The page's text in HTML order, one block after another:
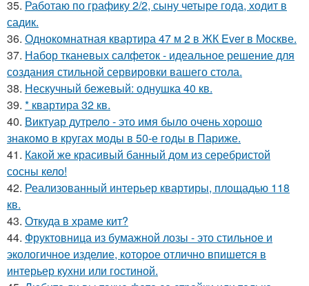
35. Работаю по графику 2/2, сыну четыре года, ходит в
садик.
36. Однокомнатная квартира 47 м 2 в ЖК Ever в Москве.
37. Набор тканевых салфеток - идеальное решение для
создания стильной сервировки вашего стола.
38. Нескучный бежевый: однушка 40 кв.
39. * квартира 32 кв.
40. Виктуар дутрело - это имя было очень хорошо
знакомо в кругах моды в 50-е годы в Париже.
41. Какой же красивый банный дом из серебристой
сосны кело!
42. Реализованный интерьер квартиры, площадью 118
кв.
43. Откуда в храме кит?
44. Фруктовница из бумажной лозы - это стильное и
экологичное изделие, которое отлично впишется в
интерьер кухни или гостиной.